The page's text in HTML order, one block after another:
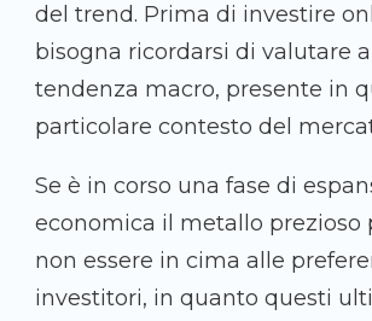
del trend. Prima di investire
bisogna ricordarsi di valutare
tendenza macro, presente in
particolare contesto del
Se è in corso una fase di
economica il metallo prezioso
non essere in cima alle
investitori, in quanto questi